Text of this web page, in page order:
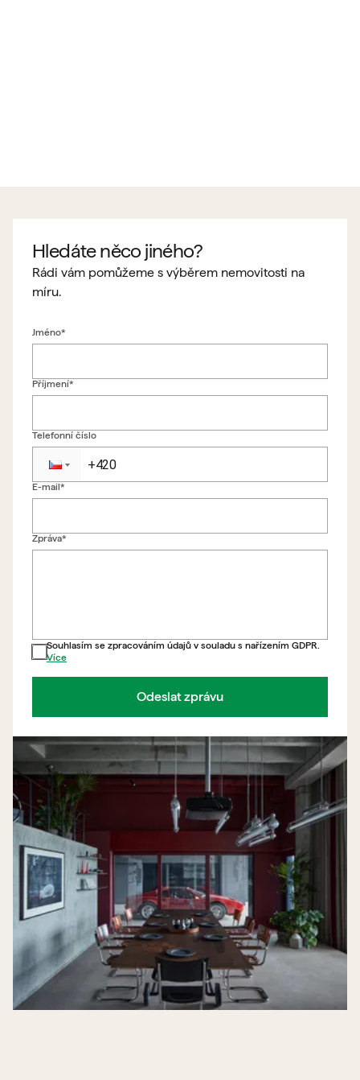
Hledáte něco jiného?
Rádi vám pomůžeme s výběrem nemovitosti na
míru.
Zpět na formulář
Jméno*
Příjmení*
Telefonní číslo
E-mail*
Zpráva*
Souhlasím se zpracováním údajů v souladu s nařízením GDPR.
Více
Odeslat zprávu